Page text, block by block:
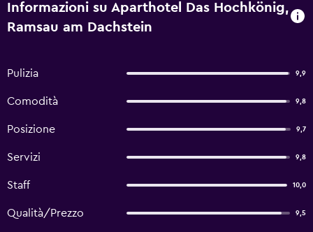
Informazioni su Aparthotel Das Hochkönig,
Ramsau am Dachstein
Pulizia 9,9
Comodità 9,8
Posizione 9,7
Servizi 9,8
Staff 10,0
Qualità/Prezzo 9,5